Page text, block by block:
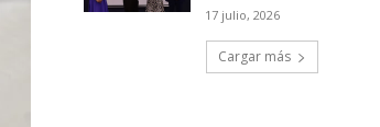
17 julio, 2026
Cargar más